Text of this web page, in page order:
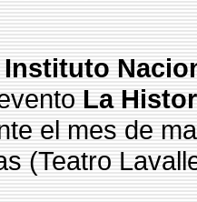
Instituto
La
el mes de
(Teatro